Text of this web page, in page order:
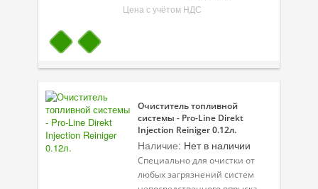
Цена с учётом НДС
Очиститель топливной
системы - Pro-Line Direkt
Injection Reiniger 0.12л.
Наличие: Нет в наличии
Специально для очистки от
любых загрязнений систем